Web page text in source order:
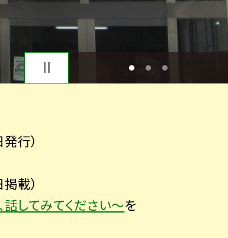
1 2 3
行）
載）
してみてください～を